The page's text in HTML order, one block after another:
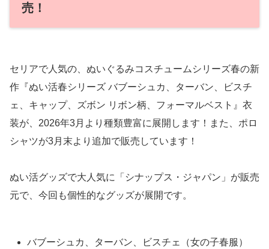
売！
セリアで人気の、ぬいぐるみコスチュームシリーズ春の新
作『ぬい活春シリーズ バブーシュカ、ターバン、ビスチ
ェ、キャップ、ズボン リボン柄、フォーマルベスト』衣
装が、2026年3月より種類豊富に展開します！また、ポロ
シャツが3月末より追加で販売しています！
ぬい活グッズで大人気に「シナップス・ジャパン」が販売
元で、今回も個性的なグッズが展開です。
バブーシュカ、ターバン、ビスチェ（女の子春服）